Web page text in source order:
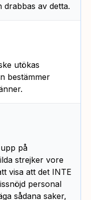
drabbas av detta.
utökas
bestämmer
på
strejker vore
visa att det INTE
personal
sådana saker,